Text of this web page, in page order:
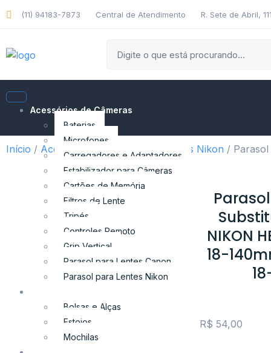
(11) 94183-7873 Central de Atendimento R. Sete de Abril,
Acessórios de Câmeras
Baterias
Microfones
Carregadores e Adaptadores
Estabilizador para Câmeras
Cartões de Memória
Filtros de Lente
Tripés
Controles Remoto
Grip Vertical
Parasol para Lentes Canon
Parasol para Lentes Nikon
Bolsas e Alças
Estojos
Mochilas
Início / Acessórios / Parasol para Lentes Nikon /
NIKON
18-
R$ 54,00